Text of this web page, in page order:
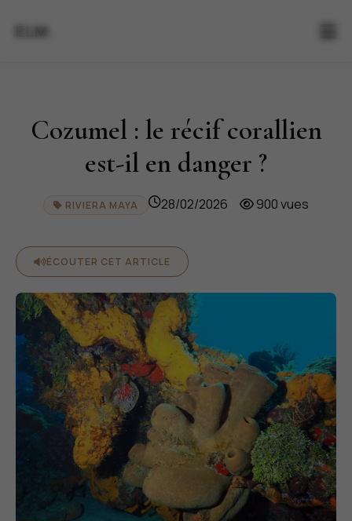
ELM.
Cozumel : le récif corallien
est-il en danger ?
RIVIERA MAYA 28/02/2026 900 vues
ÉCOUTER CET ARTICLE